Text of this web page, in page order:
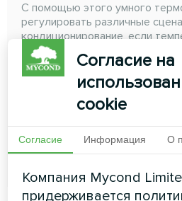
С помощью этого умного
регулировать различные
кондиционирование, если
превышает пороговое
уведомления, если влажность
слишком низкая, а также
температура в помещении
ЧИТАТЬ ДАЛЕЕ
Согласие на
cookie
Согласие Информация О
Компания Mycond
придерживается